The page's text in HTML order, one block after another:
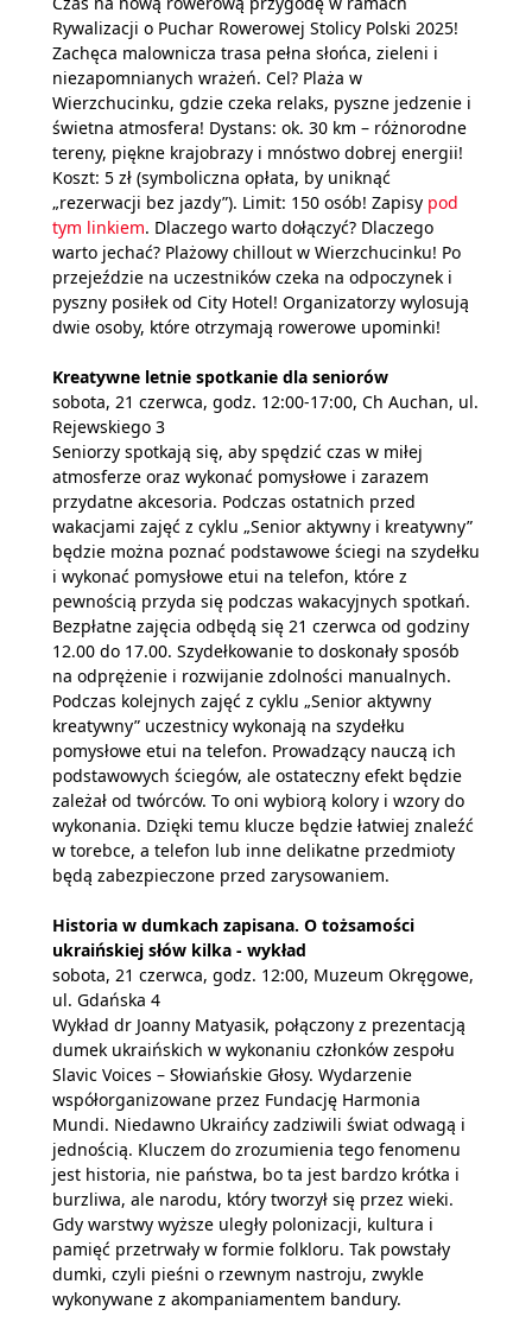
Rywalizacji o Puchar Rowerowej Stolicy Polski 2025!
Zachęca malownicza trasa pełna słońca, zieleni i
niezapomnianych wrażeń. Cel? Plaża w
Wierzchucinku, gdzie czeka relaks, pyszne jedzenie i
świetna atmosfera! Dystans: ok. 30 km – różnorodne
tereny, piękne krajobrazy i mnóstwo dobrej energii!
Koszt: 5 zł (symboliczna opłata, by uniknąć
„rezerwacji bez jazdy”). Limit: 150 osób! Zapisy pod
tym linkiem. Dlaczego warto dołączyć? Dlaczego
warto jechać? Plażowy chillout w Wierzchucinku! Po
przejeździe na uczestników czeka na odpoczynek i
pyszny posiłek od City Hotel! Organizatorzy wylosują
dwie osoby, które otrzymają rowerowe upominki!
Kreatywne letnie spotkanie dla seniorów
sobota, 21 czerwca, godz. 12:00-17:00, Ch Auchan, ul.
Rejewskiego 3
Seniorzy spotkają się, aby spędzić czas w miłej
atmosferze oraz wykonać pomysłowe i zarazem
przydatne akcesoria. Podczas ostatnich przed
wakacjami zajęć z cyklu „Senior aktywny i kreatywny”
będzie można poznać podstawowe ściegi na szydełku
i wykonać pomysłowe etui na telefon, które z
pewnością przyda się podczas wakacyjnych spotkań.
Bezpłatne zajęcia odbędą się 21 czerwca od godziny
12.00 do 17.00. Szydełkowanie to doskonały sposób
na odprężenie i rozwijanie zdolności manualnych.
Podczas kolejnych zajęć z cyklu „Senior aktywny
kreatywny” uczestnicy wykonają na szydełku
pomysłowe etui na telefon. Prowadzący nauczą ich
podstawowych ściegów, ale ostateczny efekt będzie
zależał od twórców. To oni wybiorą kolory i wzory do
wykonania. Dzięki temu klucze będzie łatwiej znaleźć
w torebce, a telefon lub inne delikatne przedmioty
będą zabezpieczone przed zarysowaniem.
Historia w dumkach zapisana. O tożsamości
ukraińskiej słów kilka - wykład
sobota, 21 czerwca, godz. 12:00, Muzeum Okręgowe,
ul. Gdańska 4
Wykład dr Joanny Matyasik, połączony z prezentacją
dumek ukraińskich w wykonaniu członków zespołu
Slavic Voices – Słowiańskie Głosy. Wydarzenie
współorganizowane przez Fundację Harmonia
Mundi. Niedawno Ukraińcy zadziwili świat odwagą i
jednością. Kluczem do zrozumienia tego fenomenu
jest historia, nie państwa, bo ta jest bardzo krótka i
burzliwa, ale narodu, który tworzył się przez wieki.
Gdy warstwy wyższe uległy polonizacji, kultura i
pamięć przetrwały w formie folkloru. Tak powstały
dumki, czyli pieśni o rzewnym nastroju, zwykle
wykonywane z akompaniamentem bandury.